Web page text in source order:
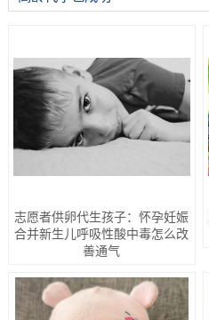
志愿者供卵代生孩子：怀孕妊娠
合并新生儿呼吸性酸中毒怎么改
善通气